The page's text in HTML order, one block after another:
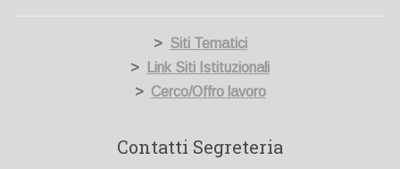
> Siti Tematici
>
Link Siti Istituzionali
> Cerco/Offro lavoro
Contatti Segreteria